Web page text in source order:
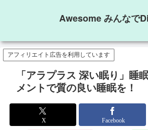
Awesome みんなで
アフィリエイト広告を利用しています
「アラプラス 深い眠り」睡
メントで質の良い睡眠を！
X Facebook